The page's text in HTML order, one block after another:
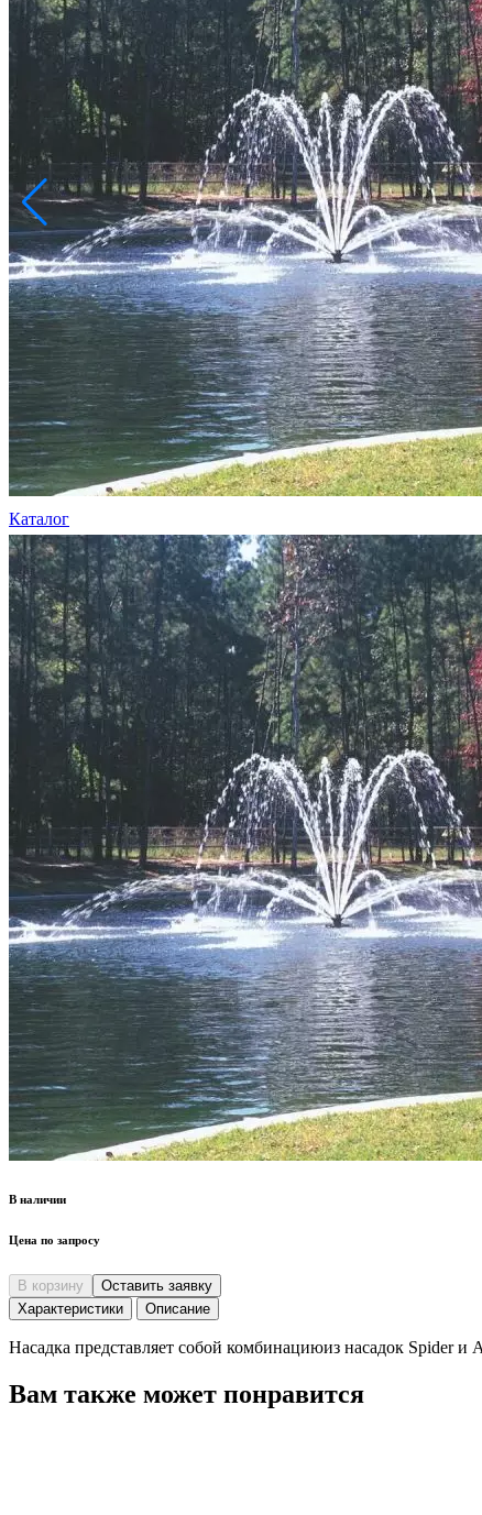
info@inoprom.ru
+7 (495) 374-90-93
Каталог
Шкафы управления
Готовые фонтаны
Фонтанные насадки
Подводные светильники
Закладные детали
Насосы
Системы фильтрации
Электрооборудование
Плавающие фонтаны
Пешеходные модули
Корзина
Каталог
Шкафы управления
Готовые фонтаны
Фонтанные насадки
Подводные светильники
Закладные детали
Насосы
Системы фильтрации
Электрооборудование
Плавающие фонтаны
Пешеходные модули
Корзина
В наличии
Цена по запросу
В корзину
Оставить заявку
Характеристики
Описание
Насадка представляет собой комбинациюиз насадок Spider
Вам также может понравится